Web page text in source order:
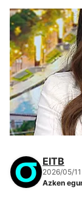
EITB
2026/05/
Azken